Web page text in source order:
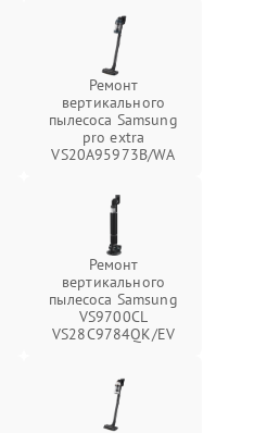
Ремонт
вертикального
пылесоса Samsung
pro extra
VS20A95973B/WA
Ремонт
вертикального
пылесоса Samsung
VS9700CL
VS28C9784QK/EV